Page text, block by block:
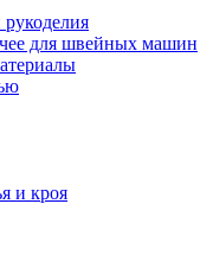
для швейных машин
и кроя